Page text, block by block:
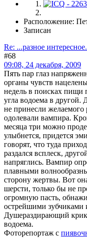
Расположение:
Записан
Re: ...разное
#68
09:08, 24 декабря, 2009
Пять пар глаз
органы чувств
недель в поисках пищи
угла водоема в
не принесли желаемого
одолевали вампира.
месяца три можно
улыбнется, придется
говорят, что туда
раздался всплеск,
напряглись. Вампир
плавными
сторону жертвы. Вот
шерсти, только бы не
огромную пасть,
острейшими зубчиками
Душераздирающий
водоема.
Фоторепортаж с